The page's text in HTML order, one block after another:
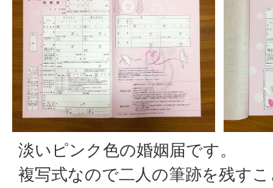
淡いピンク色の婚姻届です。
複写式なので二人の筆跡を残す